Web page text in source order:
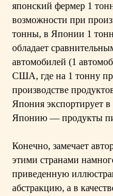
японский фермер 1
возможности при
тонны, в Японии 1
обладает
автомобилей (1
США, где на 1 тонну
производстве
Япония
Японию — продукты
Конечно, замечает
этими странами
приведенную
абстракцию, а в